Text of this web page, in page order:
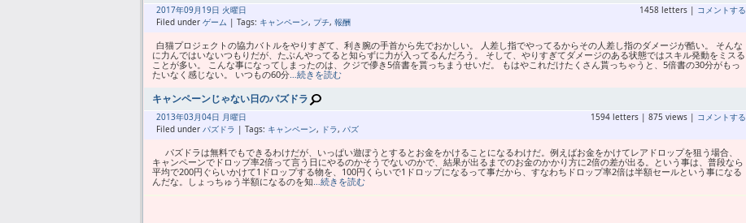
2017年09月 19日 火曜日
Filed under ゲーム | Tags: キャンペーン, プチ, 報酬
1458 letters | コメントする
白猫プロジェクトの協力バトルをやりすぎて、利き腕の手首から先でおかしい。 人差し指でやってるからその人差し指のダメージが酷い。 そんな
に力んではいないつもりだが、たぶんやってると知らずに力が入ってるんだろう。 そして、やりすぎてダメージのある状態ではスキル発動をミスる
ことが多い。 こんな事になってしまったのは、クジで儚き5倍書を貰っちまうせいだ。 もはやこれだけたくさん貰っちゃうと、5倍書の30分がもっ
たいなく感じない。 いつもの60分…続きを読む
キャンペーンじゃない日のパズドラ
2013年03月04日 月曜日
Filed under パズドラ | Tags: キャンペーン, ドラ, パズ
1594 letters | 875 views | コメントする
パズドラは無料でもできるわけだが、いっぱい遊ぼうとするとお金をかけることになるわけだ。例えばお金をかけてレアドロップを狙う場合、
キャンペーンでドロップ率2倍って言う日にやるのかそうでないのかで、結果が出るまでのお金のかかり方に2倍の差が出る。という事は、普段なら
平均で200円ぐらいかけて1ドロップする物を、100円くらいで1ドロップになるって事だから、すなわちドロップ率2倍は半額セールという事になる
んだな。しょっちゅう半額になるのを知…続きを読む